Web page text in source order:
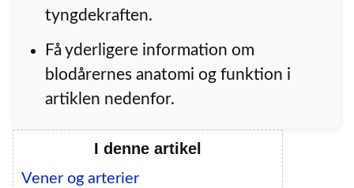
tyngdekraften.
Få yderligere information om
blodårernes anatomi og funktion i
artiklen nedenfor.
I denne artikel
Vener og arterier